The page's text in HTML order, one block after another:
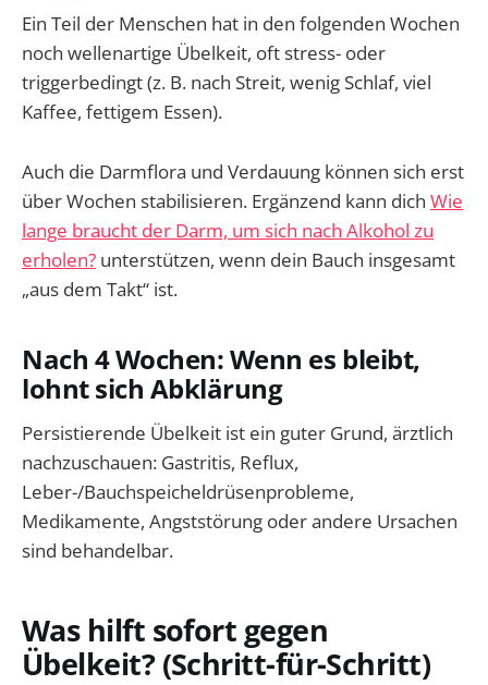
Ein Teil der Menschen hat in den folgenden Wochen
noch wellenartige Übelkeit, oft stress- oder
triggerbedingt (z. B. nach Streit, wenig Schlaf, viel
Kaffee, fettigem Essen).
Auch die Darmflora und Verdauung können sich erst
über Wochen stabilisieren. Ergänzend kann dich Wie
lange braucht der Darm, um sich nach Alkohol zu
erholen? unterstützen, wenn dein Bauch insgesamt
„aus dem Takt“ ist.
Nach 4 Wochen: Wenn es bleibt,
lohnt sich Abklärung
Persistierende Übelkeit ist ein guter Grund, ärztlich
nachzuschauen: Gastritis, Reflux,
Leber-/Bauchspeicheldrüsenprobleme,
Medikamente, Angststörung oder andere Ursachen
sind behandelbar.
Was hilft sofort gegen
Übelkeit? (Schritt-für-Schritt)